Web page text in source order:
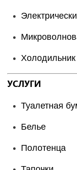
Холодильник
УСЛУГИ
Туалетная
Белье
Полотенца